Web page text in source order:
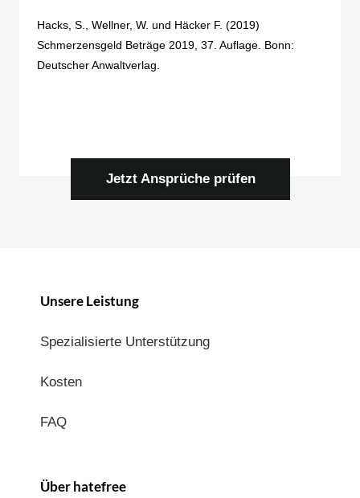
Hacks, S., Wellner, W. und Häcker F. (2019)
Schmerzensgeld Beträge 2019, 37. Auflage. Bonn:
Deutscher Anwaltverlag.
Jetzt Ansprüche prüfen
Unsere Leistung
Spezialisierte Unterstützung
Kosten
FAQ
Über hatefree